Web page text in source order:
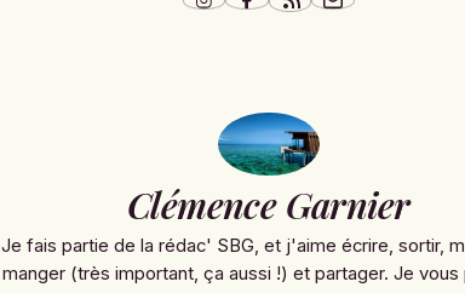
Clémence Garnier
Je fais partie de la rédac' SBG, et j'aime écrire, sortir,
manger (très important, ça aussi !) et partager. Je vous